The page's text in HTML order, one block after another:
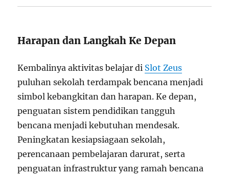
Harapan dan Langkah Ke Depan
Kembalinya aktivitas belajar di Slot Zeus
puluhan sekolah terdampak bencana menjadi
simbol kebangkitan dan harapan. Ke depan,
penguatan sistem pendidikan tangguh
bencana menjadi kebutuhan mendesak.
Peningkatan kesiapsiagaan sekolah,
perencanaan pembelajaran darurat, serta
penguatan infrastruktur yang ramah bencana